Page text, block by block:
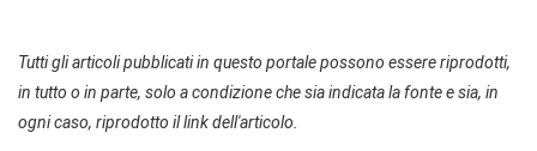
Tutti gli articoli pubblicati in questo portale possono essere riprodotti,
in tutto o in parte, solo a condizione che sia indicata la fonte e sia, in
ogni caso, riprodotto il link dell'articolo.